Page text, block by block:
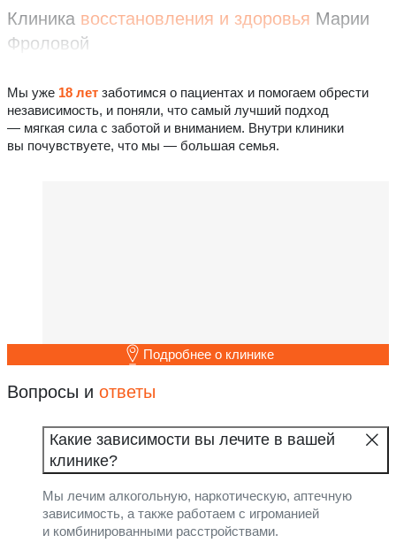
Клиника восстановления и здоровья Марии
Фроловой
Мы уже 18 лет заботимся о пациентах и помогаем обрести
независимость, и поняли, что самый лучший подход
— мягкая сила с заботой и вниманием. Внутри клиники
вы почувствуете, что мы — большая семья.
Подробнее о клинике
Вопросы и ответы
Какие зависимости вы лечите в вашей
клинике?
Мы лечим алкогольную, наркотическую, аптечную
зависимость, а также работаем с игроманией
и комбинированными расстройствами.